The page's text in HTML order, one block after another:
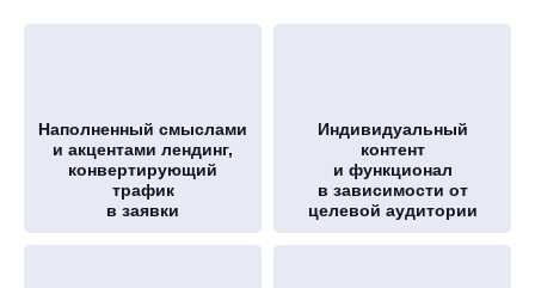
Наполненный смыслами
и акцентами лендинг,
конвертирующий
трафик
в заявки
Индивидуальный
контент
и функционал
в зависимости от
целевой аудитории